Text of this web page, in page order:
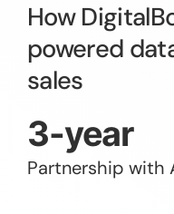
How
powered
sales
3-year
Partnership with